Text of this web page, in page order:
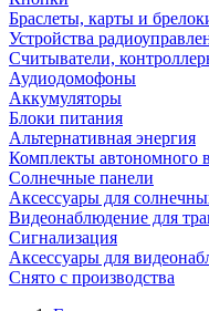
Браслеты, карты и
Устройства
Считыватели,
Аудиодомофоны
Аккумуляторы
Блоки питания
Альтернативная энергия
Комплекты автономного
Солнечные панели
Аксессуары для
Видеонаблюдение для
Сигнализация
Аксессуары для
Снято с производства